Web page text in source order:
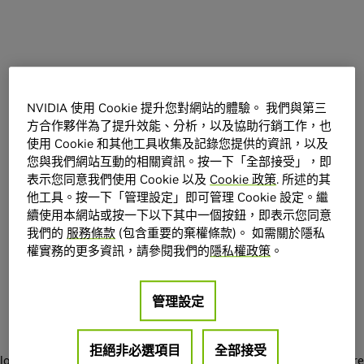
loading
marketplace.nvidia.com (see the browser console for more
NVIDIA 使用 Cookie 提升您對網站的體驗。 我們與第三
方合作夥伴為了提升效能、分析，以及協助行銷工作，也
使用 Cookie 和其他工具收集及記錄您提供的資訊，以及
您與我們網站互動的相關資訊。按一下「全部接受」，即
表示您同意我們使用 Cookie 以及 Cookie 政策. 所述的其
他工具。按一下「管理設定」即可管理 Cookie 設定。繼
續使用本網站或按一下以下其中一個按鈕，即表示您同意
我們的 服務條款 (包含重要的棄權條款)。 如需關於隱私
權實務的更多資訊，請參閱我們的隱私權政策 。
管理設定
拒絕非必選項目 全部接受